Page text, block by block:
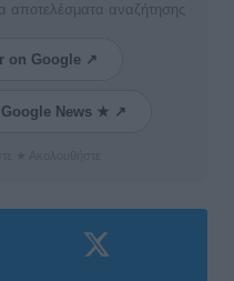
αποτελέσματα αναζήτησης
on Google ↗
Google News ★ ↗